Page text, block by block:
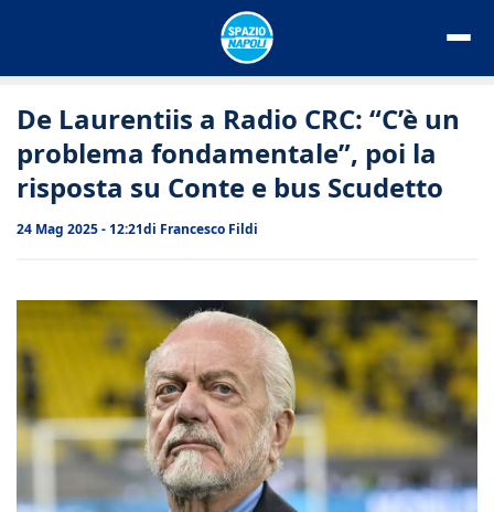
De Laurentiis a Radio CRC: “C’è un
problema fondamentale”, poi la
risposta su Conte e bus Scudetto
24 Mag 2025 - 12:21di Francesco Fildi